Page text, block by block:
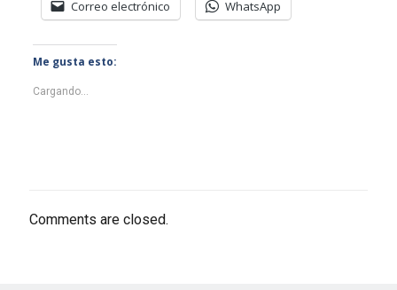
Correo electrónico WhatsApp
Me gusta esto:
Cargando...
Comments are closed.